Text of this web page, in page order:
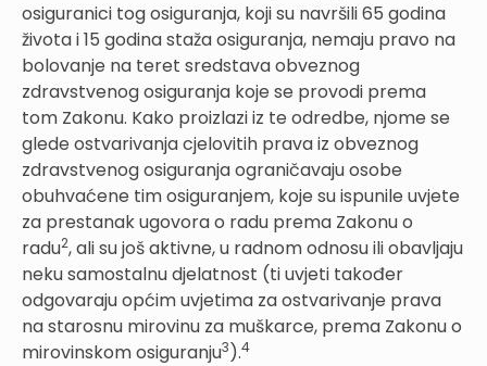
osiguranici tog osiguranja, koji su navršili 65 godina
života i 15 godina staža osiguranja, nemaju pravo na
bolovanje na teret sredstava obveznog
zdravstvenog osiguranja koje se provodi prema
tom Zakonu. Kako proizlazi iz te odredbe, njome se
glede ostvarivanja cjelovitih prava iz obveznog
zdravstvenog osiguranja ograničavaju osobe
obuhvaćene tim osiguranjem, koje su ispunile uvjete
za prestanak ugovora o radu prema Zakonu o
radu2, ali su još aktivne, u radnom odnosu ili obavljaju
neku samostalnu djelatnost (ti uvjeti također
odgovaraju općim uvjetima za ostvarivanje prava
na starosnu mirovinu za muškarce, prema Zakonu o
mirovinskom osiguranju3).4